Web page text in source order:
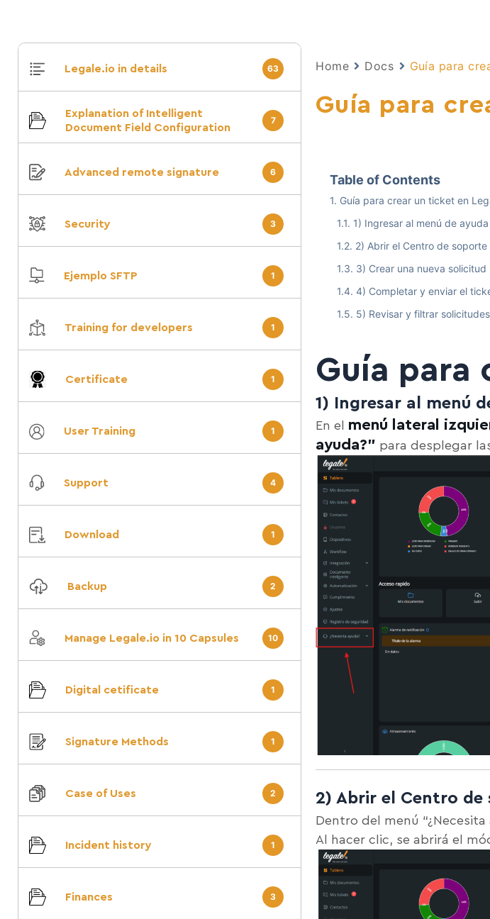
Legale.io in details 63
Explanation of Intelligent
Document Field Configuration
7
Advanced remote signature 6
Security 3
Ejemplo SFTP 1
Training for developers 1
Certificate 1
User Training 1
Support 4
Download 1
Backup 2
Manage Legale.io in 10 Capsules 10
Digital cetificate 1
Signature Methods 1
Case of Uses 2
Incident history 1
Finances 3
Home Docs Guía para
Guía para
Table of Contents
Guía para crear un ticket en
1) Ingresar al menú de ayuda
2) Abrir el Centro de soporte
3) Crear una nueva
4) Completar y enviar el
5) Revisar y filtrar
Guía para
1) Ingresar al menú
En el menú lateral
ayuda?” para desplegar
2) Abrir el Centro de
Dentro del menú
Al hacer clic, se abrirá el